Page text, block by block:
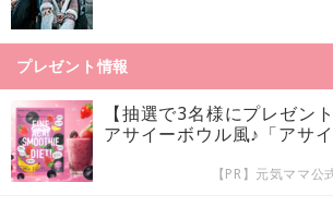
プレゼント情報
【抽選で3名様にプレゼン
アサイーボウル風♪「アサ
【PR】元気ママ公